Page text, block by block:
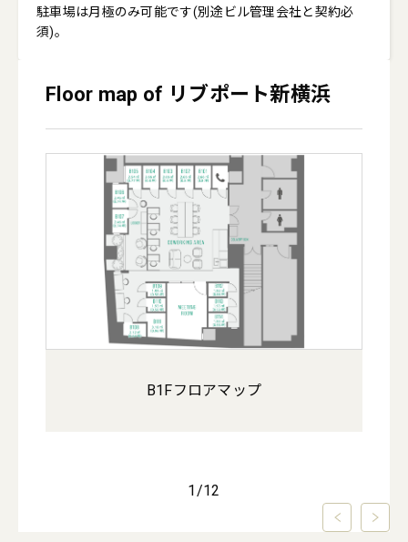
駐車場は月極のみ可能です(別途ビル管理会社と契約必
須)。
Floor map of リブポート新横浜
B1Fフロアマップ
1/12